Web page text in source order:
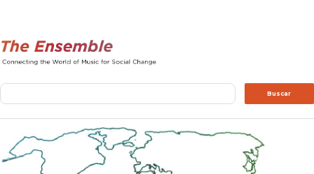
Buscar Buscar